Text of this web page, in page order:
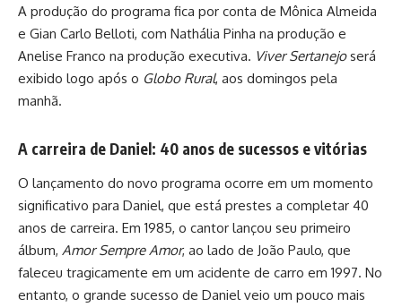
A produção do programa fica por conta de Mônica Almeida
e Gian Carlo Belloti, com Nathália Pinha na produção e
Anelise Franco na produção executiva. Viver Sertanejoserá
exibido logo após o Globo Rural, aos domingos pela
manhã.
A carreira de Daniel: 40 anos de sucessos e vitórias
O lançamento do novo programa ocorre em um momento
significativo para Daniel, que está prestes a completar 40
anos de carreira. Em 1985, o cantor lançou seu primeiro
álbum, Amor Sempre Amor, ao lado de João Paulo, que
faleceu tragicamente em um acidente de carro em 1997. No
entanto, o grande sucesso de Daniel veio um pouco mais